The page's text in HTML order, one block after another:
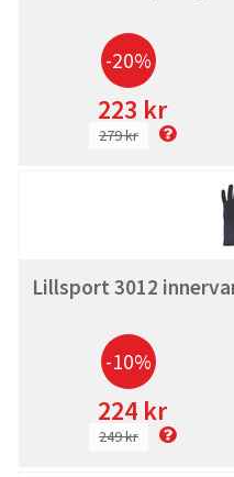
-20%
223 kr
279 kr
Lillsport 3012
-10%
224 kr
249 kr